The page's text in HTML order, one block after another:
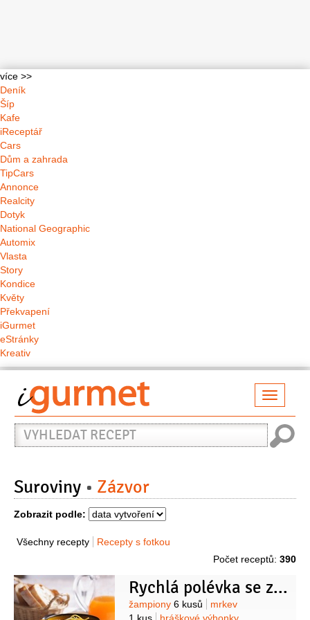
více >>
Deník
Šíp
Kafe
iReceptář
Cars
Dům a zahrada
TipCars
Annonce
Realcity
Dotyk
National Geographic
Automix
Vlasta
Story
Kondice
Květy
Překvapení
iGurmet
eStránky
Kreativ
Vyhledat
recept
Suroviny Zázvor
Zobrazit podle:
Všechny recepty
Recepty s fotkou
Počet receptů: 390
Rychlá polévka se zeleninou a zázvorem
Suroviny
žampiony 6 kusů
mrkev